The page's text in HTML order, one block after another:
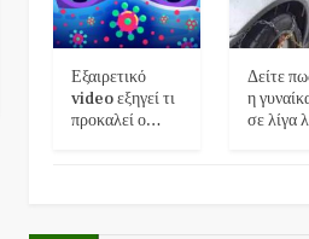
Εξαιρετικό
video εξηγεί τι
προκαλεί ο…
Δείτε
η
σε λίγα